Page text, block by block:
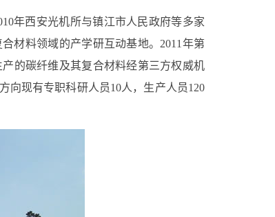
年西安光机所与镇江市人民政府等多家
材料领域的产学研互动基地。 2011 年第
的碳纤维及其复合材料经第三方权威机
向现有专职科研人员10人，生产人员120